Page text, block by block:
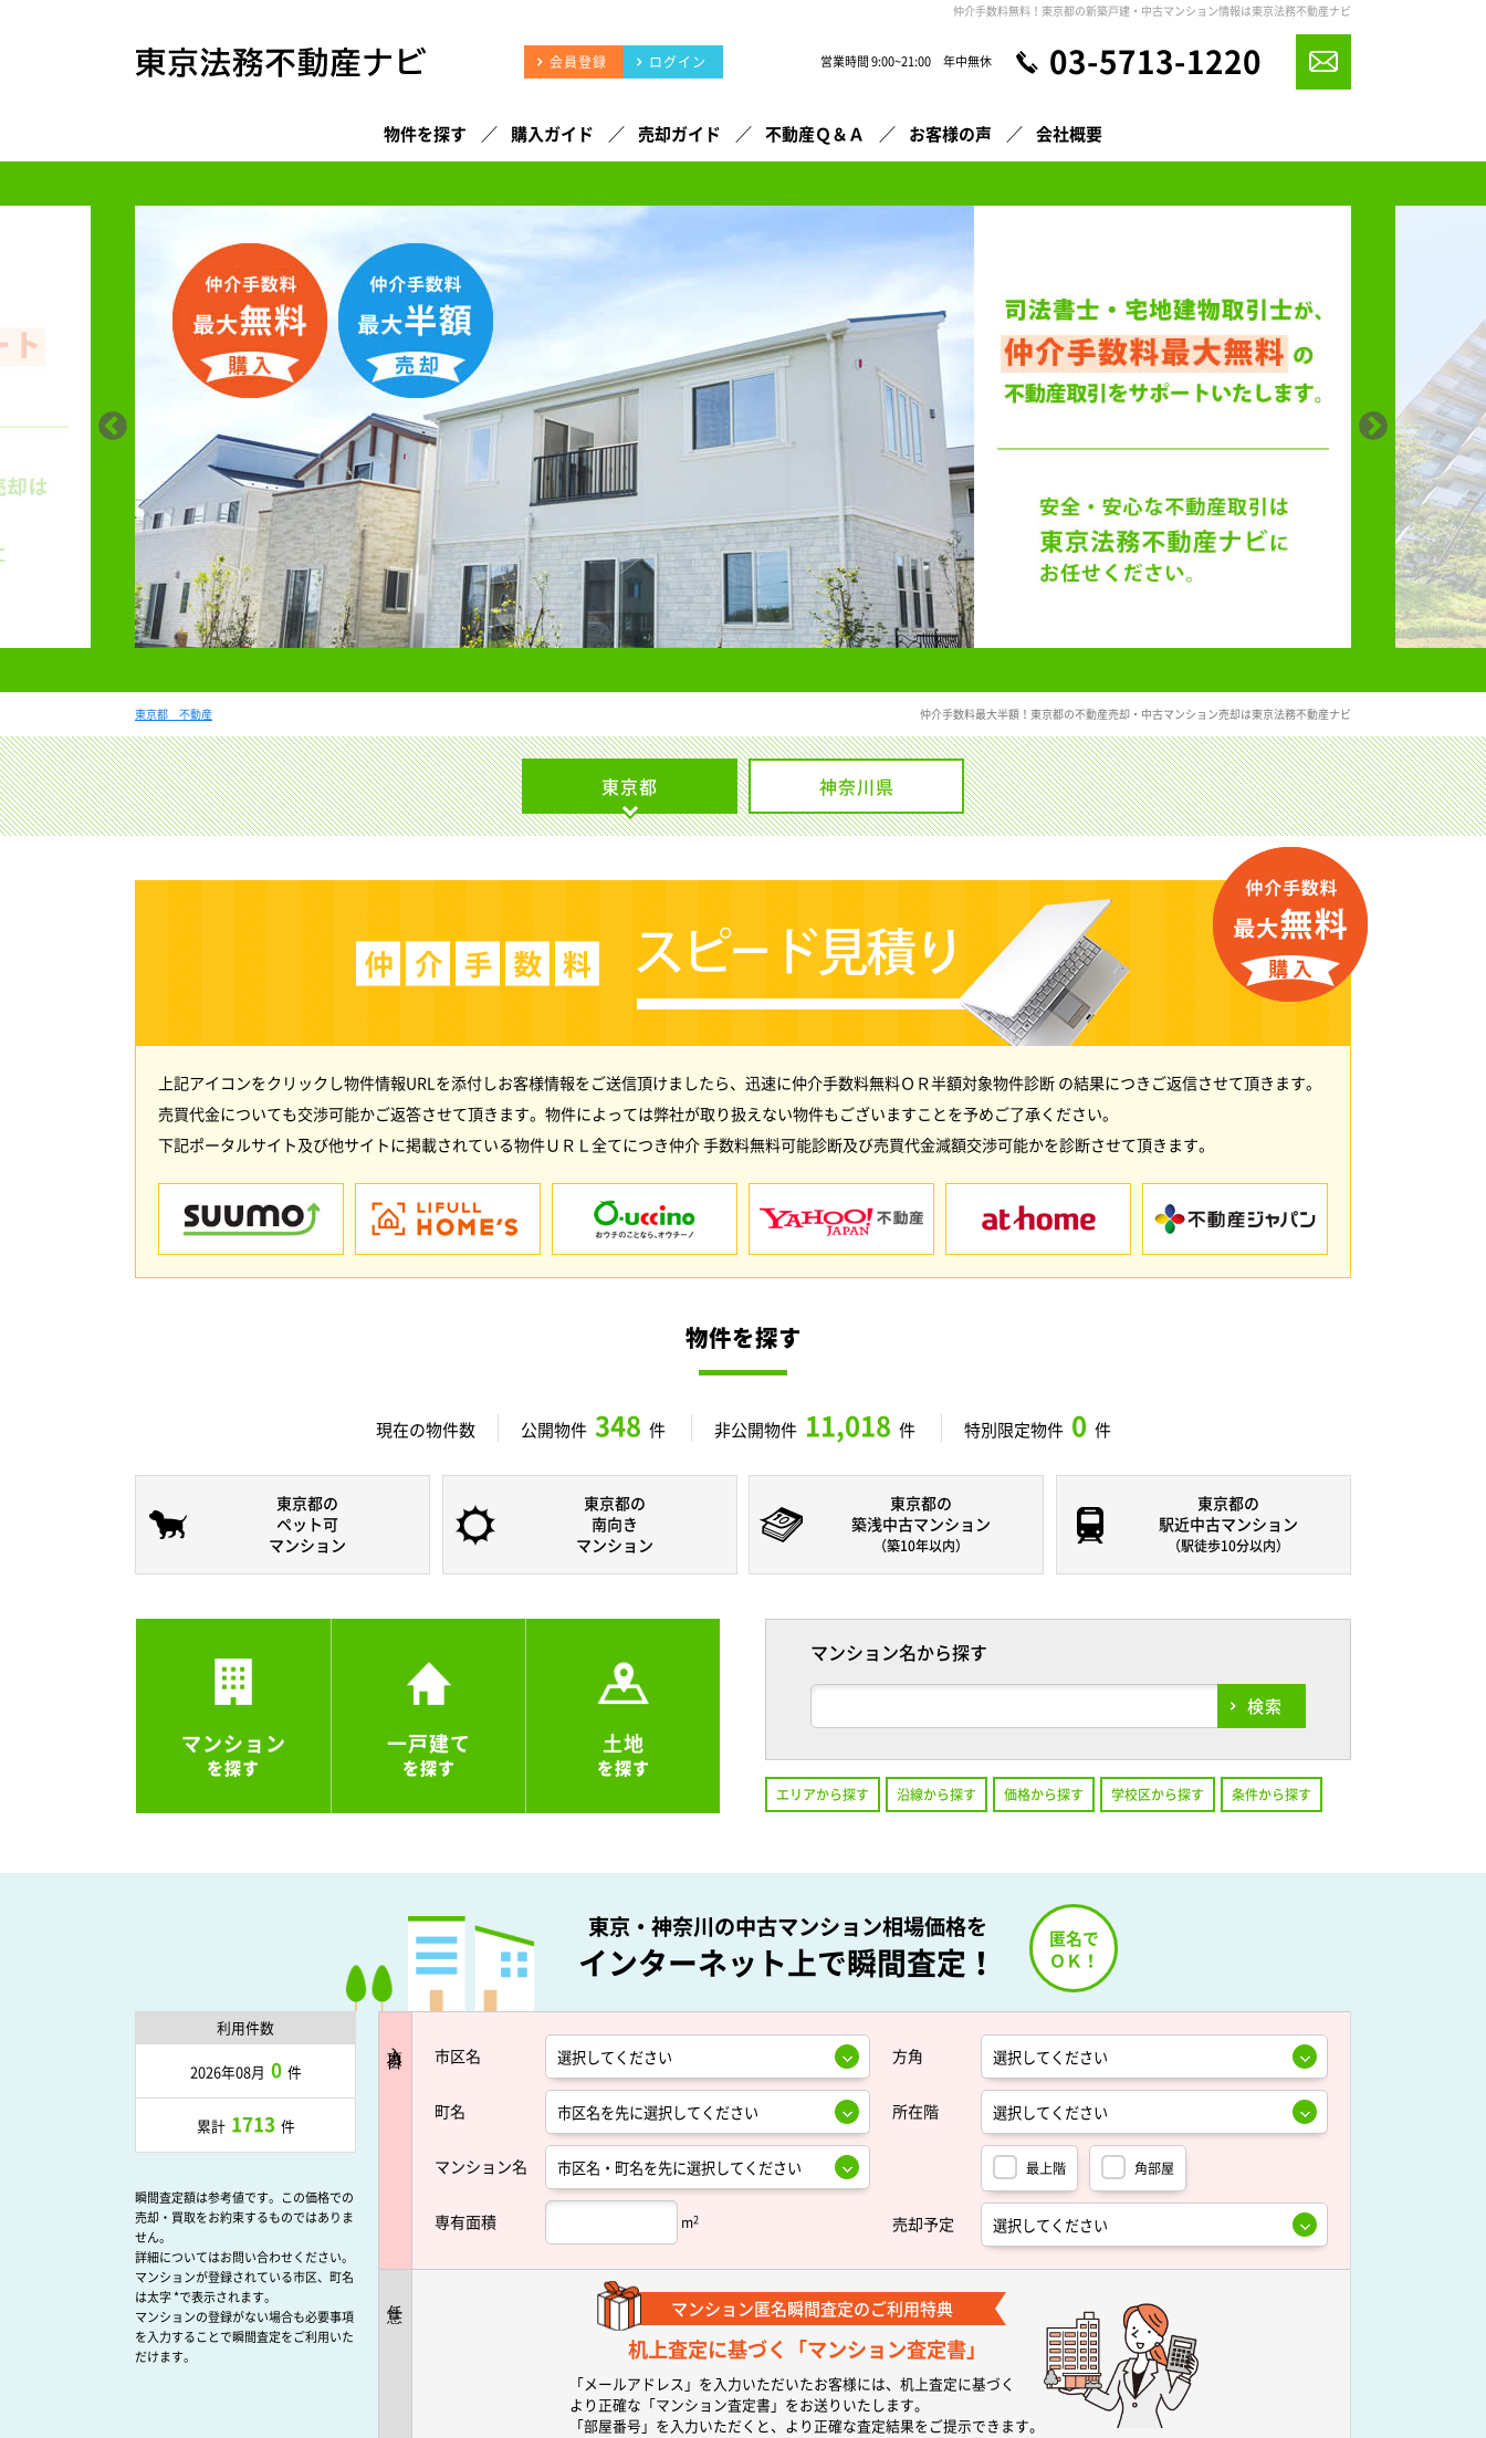
仲介手数料無料！東京都の新築戸建・中古マンション情報は東京法務不動産ナビ
会員登録 ログイン 営業時間 9:00~21:00 年中無休 03-5713-1220
物件を探す 購入ガイド 売却ガイド 不動産Ｑ＆Ａ お客様の声 会社概要
東京都 不動産 仲介手数料最大半額！東京都の不動産売却・中古マンション売却は東京法務不動産ナビ
東京都 神奈川県
上記アイコンをクリックし物件情報URLを添付しお客様情報をご送信頂けましたら、迅速に仲介手数料無料ＯＲ半額対象物件診断 の結果につきご返信させて頂きます。
売買代金についても交渉可能かご返答させて頂きます。物件によっては弊社が取り扱えない物件もございますことを予めご了承ください。
下記ポータルサイト及び他サイトに掲載されている物件ＵＲＬ全てにつき仲介 手数料無料可能診断及び売買代金減額交渉可能かを診断させて頂きます。
物件を探す
現在の物件数 公開物件 348 件 非公開物件 11,018 件 特別限定物件 0 件
東京都の
ペット可
マンション
東京都の
南向き
マンション
東京都の
築浅中古マンション
（築10年以内）
東京都の
駅近中古マンション
（駅徒歩10分以内）
マンション
を探す
一戸建て
を探す
土地
を探す
マンション名から探す
検索
エリアから探す 沿線から探す 価格から探す 学校区から探す 条件から探す
東京・神奈川の中古マンション相場価格を
インターネット上で瞬間査定！
利用件数
2026年08月 0 件
累計 1713 件
市区名
町名
マンション名
専有面積 m2
方角
所在階
最上階 角部屋
売却予定
マンション匿名瞬間査定のご利用特典
机上査定に基づく 「マンション査定書」
「メールアドレス」を入力いただいたお客様には、机上査定に基づく
より正確な 「マンション査定書」 をお送りいたします。
「部屋番号」を入力いただくと、より正確な査定結果をご提示できます。
瞬間査定額は参考値です。この価格での
売却・買取をお約束するものではありま
せん。
詳細についてはお問い合わせください。
マンションが登録されている市区、町名
は太字 *で表示されます。
マンションの登録がない場合も必要事項
を入力することで瞬間査定をご利用いた
だけます。